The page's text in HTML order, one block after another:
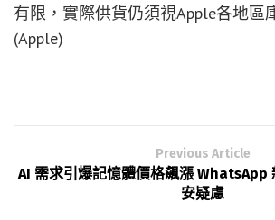
有限，實際供貨仍須視Apple各地區
(Apple)
Previous Article
AI 需求引爆記憶體價格飆漲 WhatsApp
安疑慮